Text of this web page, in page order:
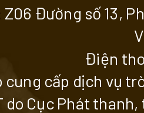
Đường số 13,
Điện
cung cấp dịch vụ
do Cục Phát